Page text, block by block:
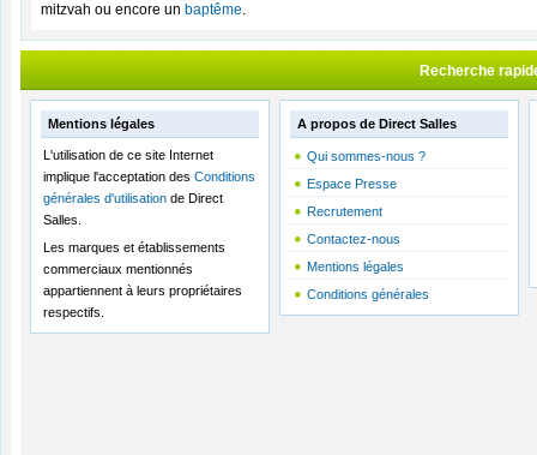
mitzvah ou encore un baptême.
Recherche
Mentions légales
L'utilisation de ce site Internet
implique l'acceptation des Conditions
générales d'utilisation de Direct
Salles.
Les marques et établissements
commerciaux mentionnés
appartiennent à leurs propriétaires
respectifs.
A propos de Direct Salles
Qui sommes-nous ?
Espace Presse
Recrutement
Contactez-nous
Mentions légales
Conditions générales